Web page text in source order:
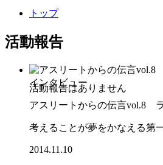
トップ
活動報告
インタビュー
アスリートからの伝言vol.8
考えることが夢をかなえる第
2014.11.10